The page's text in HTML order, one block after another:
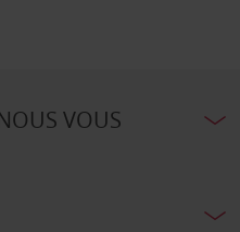
VOUS